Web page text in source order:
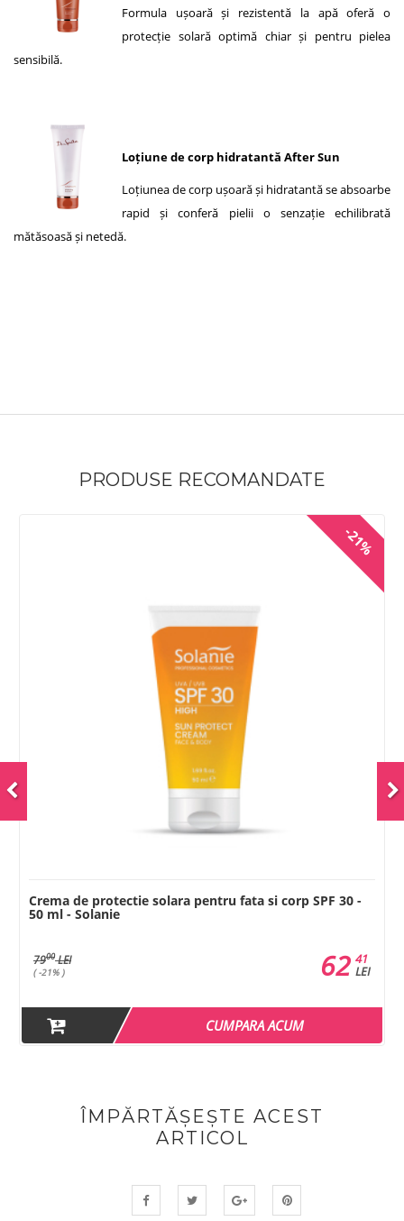
Formula ușoară și rezistentă la apă oferă o
protecție solară optimă chiar și pentru pielea
sensibilă.
Loțiune de corp hidratantă After Sun
Loțiunea de corp ușoară și hidratantă se absoarbe
rapid și conferă pielii o senzație echilibrată
mătăsoasă și netedă.
PRODUSE RECOMANDATE
-21%
Crema de protectie solara pentru fata si corp SPF 30 -
50 ml - Solanie
7900LEI
( -21% )
41
LEI
62
CUMPARA ACUM
ÎMPĂRTĂȘEȘTE ACEST
ARTICOL